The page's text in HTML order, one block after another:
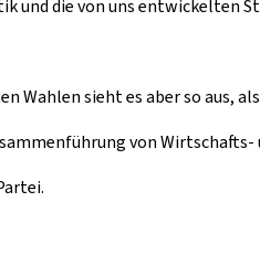
und die von uns entwickelten
Wahlen sieht es aber so aus,
von